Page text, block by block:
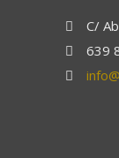
C/
639